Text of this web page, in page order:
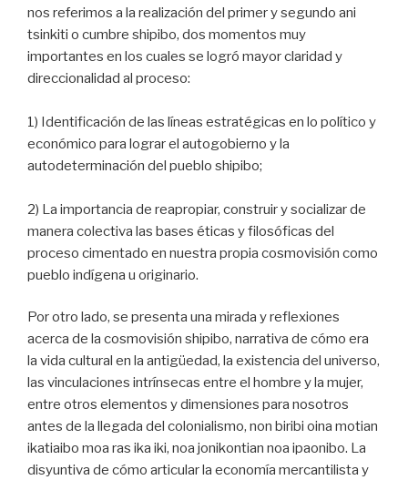
nos referimos a la realización del primer y segundo ani
tsinkiti o cumbre shipibo, dos momentos muy
importantes en los cuales se logró mayor claridad y
direccionalidad al proceso:
1) Identificación de las líneas estratégicas en lo político y
económico para lograr el autogobierno y la
autodeterminación del pueblo shipibo;
2) La importancia de reapropiar, construir y socializar de
manera colectiva las bases éticas y filosóficas del
proceso cimentado en nuestra propia cosmovisión como
pueblo indígena u originario.
Por otro lado, se presenta una mirada y reflexiones
acerca de la cosmovisión shipibo, narrativa de cómo era
la vida cultural en la antigüedad, la existencia del universo,
las vinculaciones intrínsecas entre el hombre y la mujer,
entre otros elementos y dimensiones para nosotros
antes de la llegada del colonialismo, non biribi oina motian
ikatiaibo moa ras ika iki, noa jonikontian noa ipaonibo. La
disyuntiva de cómo articular la economía mercantilista y